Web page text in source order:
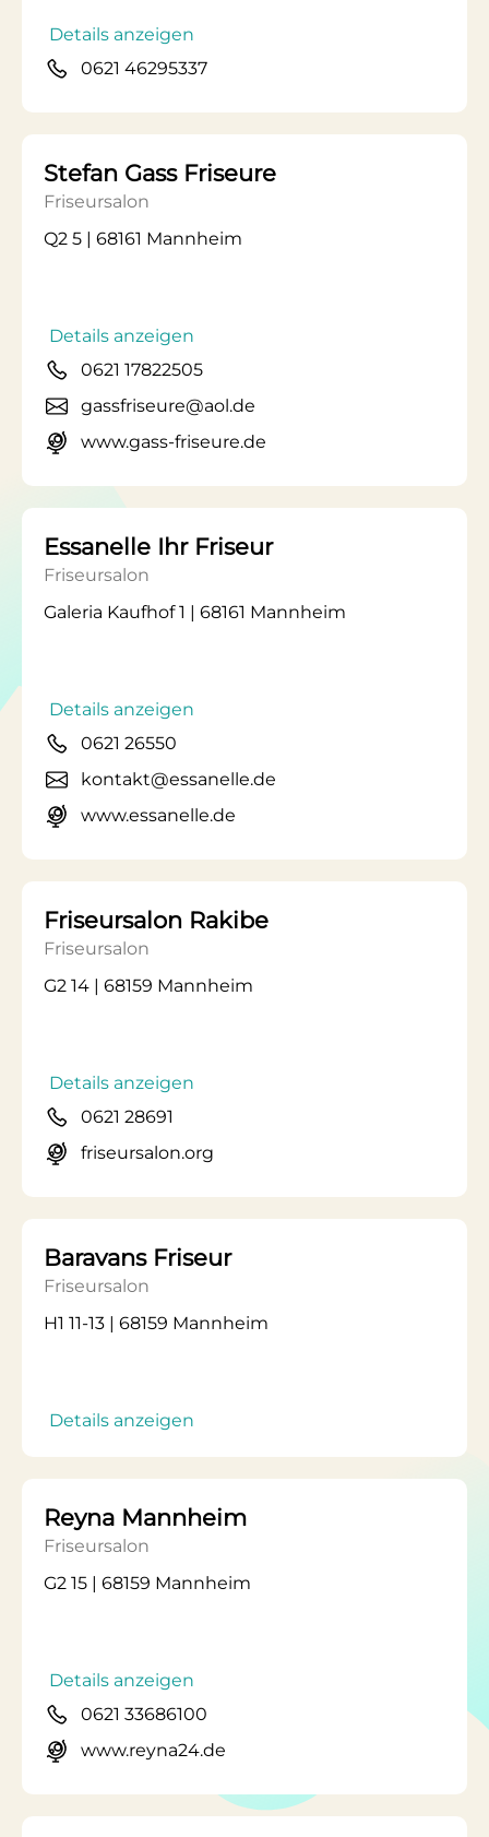
Details anzeigen
0621 46295337
Stefan Gass Friseure
Friseursalon
Q2 5 | 68161 Mannheim
Details anzeigen
0621 17822505
gassfriseure@aol.de
www.gass-friseure.de
Essanelle Ihr Friseur
Friseursalon
Galeria Kaufhof 1 | 68161 Mannheim
Details anzeigen
0621 26550
kontakt@essanelle.de
www.essanelle.de
Friseursalon Rakibe
Friseursalon
G2 14 | 68159 Mannheim
Details anzeigen
0621 28691
friseursalon.org
Baravans Friseur
Friseursalon
H1 11-13 | 68159 Mannheim
Details anzeigen
Reyna Mannheim
Friseursalon
G2 15 | 68159 Mannheim
Details anzeigen
0621 33686100
www.reyna24.de